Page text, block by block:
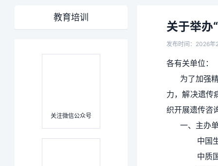
教育培训
关注微信公众号
关于举办
发布时间：2026年
各有关单位：
为了加强
力，解决遗传
织开展遗传咨
一、主办
中国生
中质